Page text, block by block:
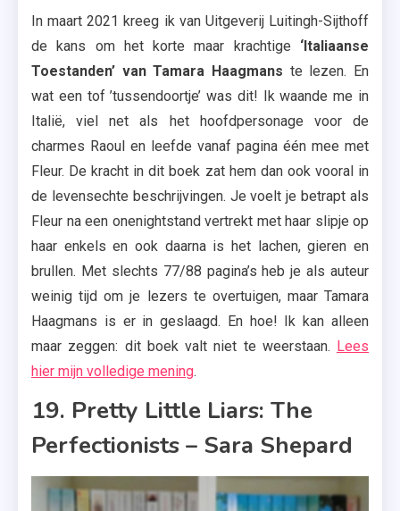
In maart 2021 kreeg ik van Uitgeverij Luitingh-Sijthoff
de kans om het korte maar krachtige ‘Italiaanse
Toestanden’ van Tamara Haagmans te lezen. En
wat een tof ’tussendoortje’ was dit! Ik waande me in
Italië, viel net als het hoofdpersonage voor de
charmes Raoul en leefde vanaf pagina één mee met
Fleur. De kracht in dit boek zat hem dan ook vooral in
de levensechte beschrijvingen. Je voelt je betrapt als
Fleur na een onenightstand vertrekt met haar slipje op
haar enkels en ook daarna is het lachen, gieren en
brullen. Met slechts 77/88 pagina’s heb je als auteur
weinig tijd om je lezers te overtuigen, maar Tamara
Haagmans is er in geslaagd. En hoe! Ik kan alleen
maar zeggen: dit boek valt niet te weerstaan. Lees
hier mijn volledige mening.
19. Pretty Little Liars: The
Perfectionists – Sara Shepard